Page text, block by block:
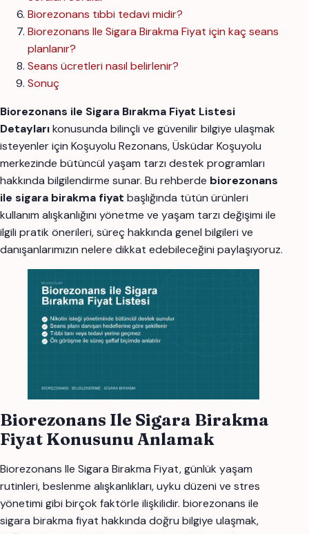
Biorezonans tıbbi tedavi midir?
Biorezonans Ile Sigara Birakma Fiyat için kaç seans
planlanır?
Seans ücretleri nasıl belirlenir?
Sonuç
Biorezonans ile Sigara Bırakma Fiyat Listesi
Detaylarıkonusunda bilinçli ve güvenilir bilgiye ulaşmak
isteyenler için Koşuyolu Rezonans, Üsküdar Koşuyolu
merkezinde bütüncül yaşam tarzı destek programları
hakkında bilgilendirme sunar. Bu rehberde biorezonans
ile sigara birakma fiyat başlığında tütün ürünleri
kullanım alışkanlığını yönetme ve yaşam tarzı değişimi ile
ilgili pratik önerileri, süreç hakkında genel bilgileri ve
danışanlarımızın nelere dikkat edebileceğini paylaşıyoruz.
Biorezonans Ile Sigara Birakma
Fiyat Konusunu Anlamak
Biorezonans Ile Sigara Birakma Fiyat, günlük yaşam
rutinleri, beslenme alışkanlıkları, uyku düzeni ve stres
yönetimi gibi birçok faktörle ilişkilidir. biorezonans ile
sigara birakma fiyat hakkında doğru bilgiye ulaşmak,